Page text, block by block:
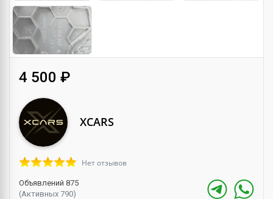
4 500 ₽
XCARS
Нет отзывов
Объявлений 875
(Активных 790)